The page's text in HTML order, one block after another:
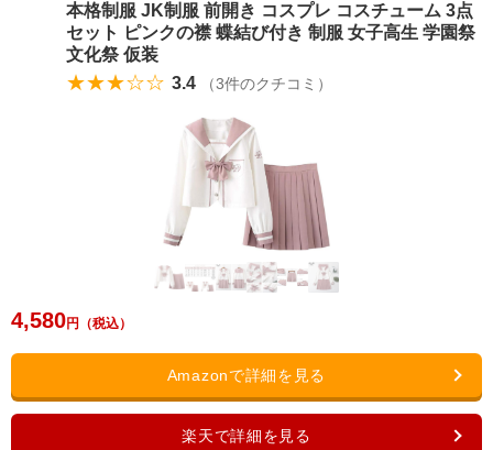
本格制服 JK制服 前開き コスプレ コスチューム 3点
セット ピンクの襟 蝶結び付き 制服 女子高生 学園祭
文化祭 仮装
★★★☆☆ 3.4 （3件のクチコミ）
4,580